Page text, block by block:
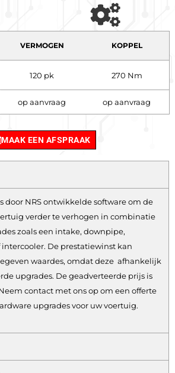
VERMOGEN KOPPEL
120 pk 270 Nm
op aanvraag op aanvraag
MAAK EEN AFSPRAAK
door NRS ontwikkelde software om de
verder te verhogen in combinatie
zoals een intake, downpipe,
De prestatiewinst kan
waardes, omdat deze afhankelijk
upgrades. De geadverteerde prijs is
contact met ons op om een offerte
upgrades voor uw voertuig.